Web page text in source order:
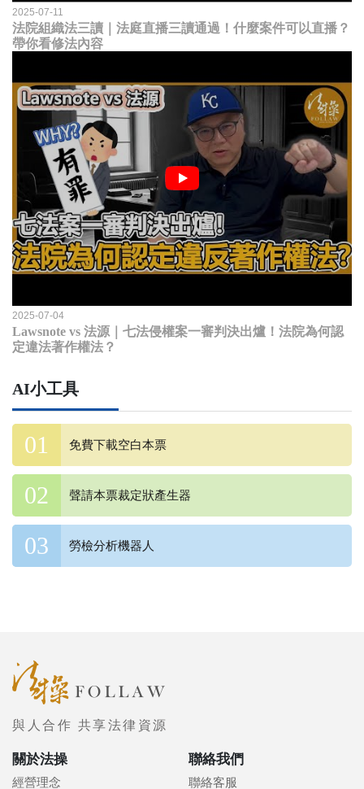
2025-07-11
法院組織法三讀｜法庭直播三讀通過！什麼案件可以直播？
帶你看修法內容
2025-07-04
Lawsnote vs 法源｜七法侵權案一審判決出爐！法院為何認
定違法著作權法？
AI小工具
免費下載空白本票
聲請本票裁定狀產生器
勞檢分析機器人
與人合作 共享法律資源
關於法操
經營理念
聯絡我們
聯絡客服